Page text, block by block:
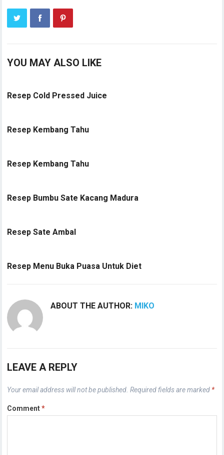
YOU MAY ALSO LIKE
Resep Cold Pressed Juice
Resep Kembang Tahu
Resep Kembang Tahu
Resep Bumbu Sate Kacang Madura
Resep Sate Ambal
Resep Menu Buka Puasa Untuk Diet
ABOUT THE AUTHOR: MIKO
LEAVE A REPLY
Your email address will not be published. Required fields are marked *
Comment*